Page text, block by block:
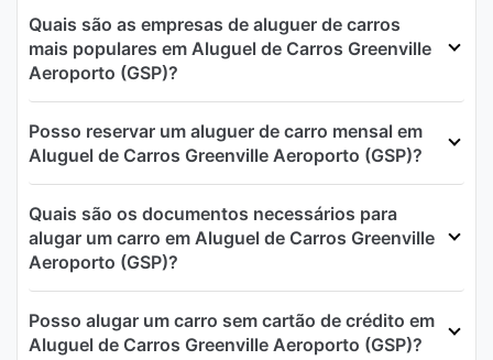
Quais são as empresas de aluguer de carros
mais populares em Aluguel de Carros Greenville
Aeroporto (GSP)?
Posso reservar um aluguer de carro mensal em
Aluguel de Carros Greenville Aeroporto (GSP)?
Quais são os documentos necessários para
alugar um carro em Aluguel de Carros Greenville
Aeroporto (GSP)?
Posso alugar um carro sem cartão de crédito em
Aluguel de Carros Greenville Aeroporto (GSP)?